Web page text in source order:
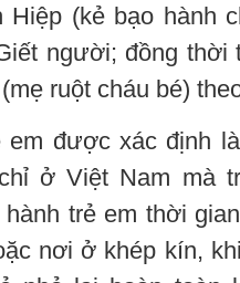
Hiệp (kẻ bạo hành
người; đồng
ruột cháu bé)
em được xác định
ở Việt Nam mà
trẻ em thời
nơi ở khép kín,